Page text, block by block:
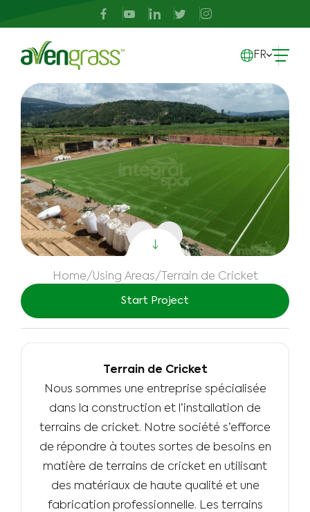
FR
Home/Using Areas/ Terrain de Cricket
Start Project
Terrain de Cricket
Nous sommes une entreprise spécialisée
dans la construction et l’installation de
terrains de cricket. Notre société s’efforce
de répondre à toutes sortes de besoins en
matière de terrains de cricket en utilisant
des matériaux de haute qualité et une
fabrication professionnelle. Les terrains